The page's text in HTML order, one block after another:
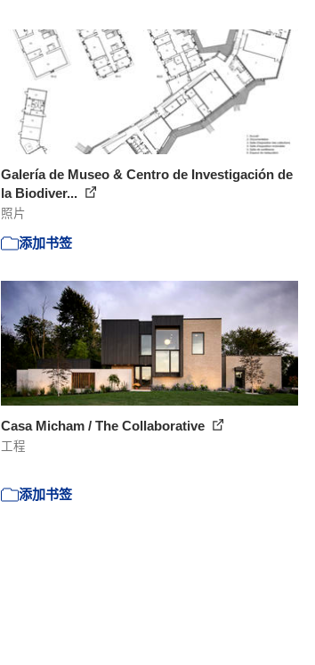
Galería de Museo & Centro de Investigación de
la Biodiver...
照片
添加书签
Casa Micham / The Collaborative
工程
添加书签